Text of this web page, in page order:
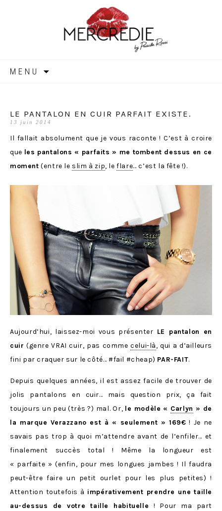
MERCREDIE
MENU
LE PANTALON EN CUIR PARFAIT EXISTE.
13 juin 2014
Il fallait absolument que je vous raconte ! C’est à croire
que les pantalons « parfaits » me tombent dessus en ce
moment (entre le slim à zip, leflare… c’est la fête !).
Aujourd’hui, laissez-moi vous présenter LE pantalon en
cuir (genre VRAI cuir, pas commecelui-là, qui a d’ailleurs
fini par craquer sur le côté… #fail #cheap) PAR-FAIT.
Depuis quelques années, il est assez facile de trouver de
jolis pantalons en cuir… mais question prix, ça fait
toujours un peu (très ?) mal. Or, le modèle « Carlyn » de
la marque Verazzano est à « seulement » 169€ ! Je ne
savais pas trop à quoi m’attendre avant de l’enfiler… et
finalement succès total ! Même la longueur est
« parfaite » (enfin, pour mes longues jambes ! Il faudra
peut-être faire un petit ourlet pour les plus petites) !
Attention toutefois à impérativement prendre une taille
au-dessus de votre taille habituelle ! Pour ma part